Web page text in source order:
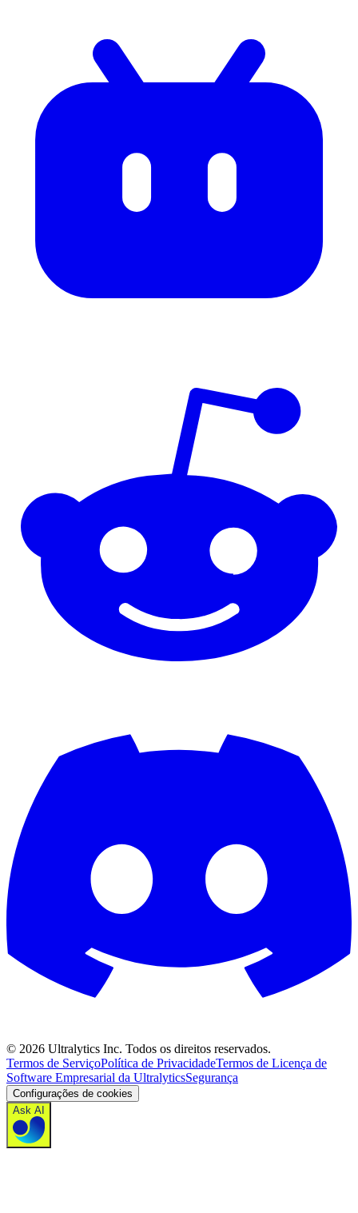
© 2026 Ultralytics Inc. Todos os direitos reservados.
Termos de ServiçoPolítica de PrivacidadeTermos de Licença de
Software Empresarial da UltralyticsSegurança
Configurações de cookies
Ask AI